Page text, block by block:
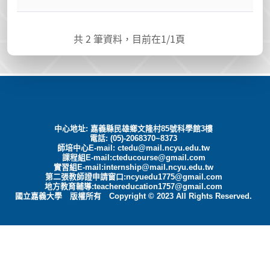
共2 筆資料，目前在1/1頁
中心地址: 嘉義縣民雄鄉文隆村85號科學館3樓
電話: (05)-2068370~8373
師培中心E-mail:ctedu@mail.ncyu.edu.tw
課程組E-mail:cteducourse@gmail.com
實習組E-mail:internship@mail.ncyu.edu.tw
第二張教師證申請窗口:ncyuedu1775@gmail.com
地方教育輔導:teachereducation1757@gmail.com
國立嘉義大學 版權所有 Copyright © 2023 All Rights Reserved.